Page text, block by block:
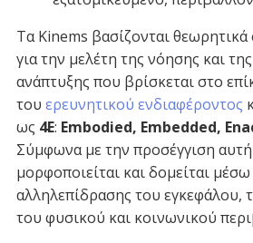
Τα Kinems βασίζονται θεωρητικά
για την μελέτη της νόησης και
ανάπτυξης που βρίσκεται στο
του ερευνητικού ενδιαφέροντος
ως 4E: Embodied, Embedded,
Σύμφωνα με την προσέγγιση
μορφοποιείται και δομείται
αλληλεπίδρασης του εγκεφάλου,
του φυσικού και κοινωνικού